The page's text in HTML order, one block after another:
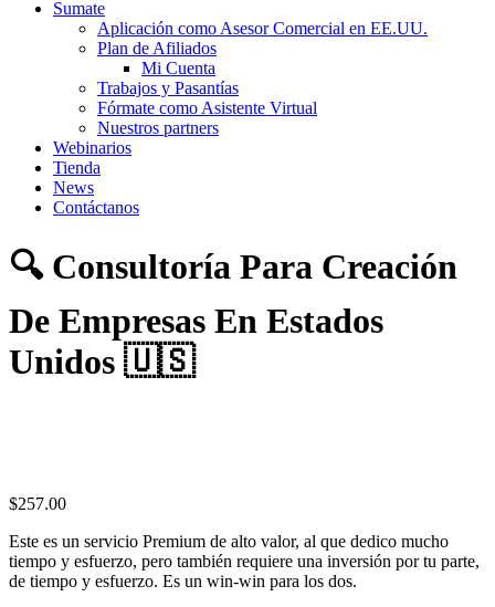
Sumate
Aplicación como Asesor Comercial en EE.UU.
Plan de Afiliados
Mi Cuenta
Trabajos y Pasantías
Fórmate como Asistente Virtual
Nuestros partners
Webinarios
Tienda
News
Contáctanos
🔍 Consultoría Para Creación
De Empresas En Estados
Unidos 🇺🇸
$257.00
Este es un servicio Premium de alto valor, al que dedico mucho
tiempo y esfuerzo, pero también requiere una inversión por tu parte,
de tiempo y esfuerzo. Es un win-win para los dos.